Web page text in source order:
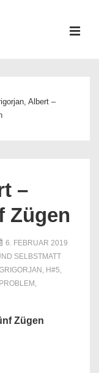
Albert –
–
Zügen
6. FEBRUAR 2019
SELBSTMATT
, H#5,
,
Zügen